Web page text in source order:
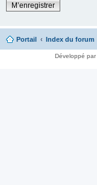
M’enregistrer
Portail Index du forum
Développé par